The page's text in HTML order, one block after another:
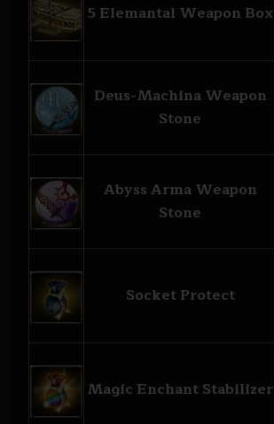
5 Elemantal Weapon Box
Deus-Machina Weapon
Stone
Abyss Arma Weapon
Stone
Socket Protect
Magic Enchant Stabilizer